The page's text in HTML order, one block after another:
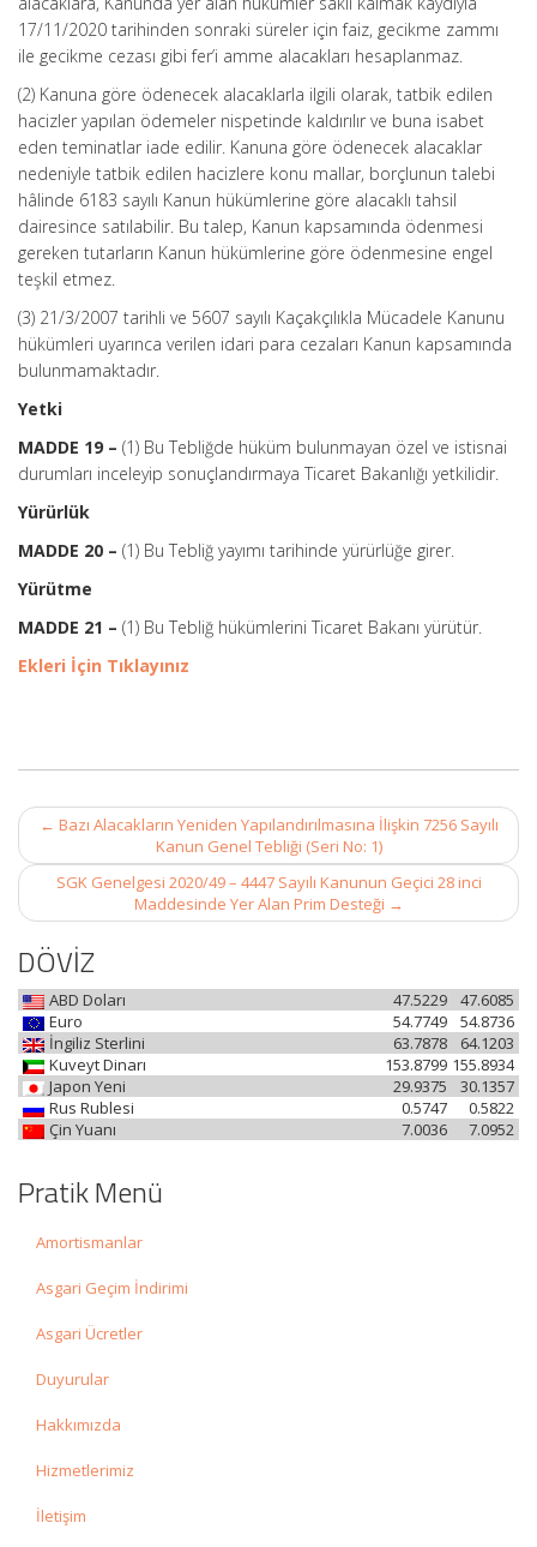
17/11/2020 tarihinden sonraki süreler için faiz, gecikme zammı
ile gecikme cezası gibi fer’i amme alacakları hesaplanmaz.
(2) Kanuna göre ödenecek alacaklarla ilgili olarak, tatbik edilen
hacizler yapılan ödemeler nispetinde kaldırılır ve buna isabet
eden teminatlar iade edilir. Kanuna göre ödenecek alacaklar
nedeniyle tatbik edilen hacizlere konu mallar, borçlunun talebi
hâlinde 6183 sayılı Kanun hükümlerine göre alacaklı tahsil
dairesince satılabilir. Bu talep, Kanun kapsamında ödenmesi
gereken tutarların Kanun hükümlerine göre ödenmesine engel
teşkil etmez.
(3) 21/3/2007 tarihli ve 5607 sayılı Kaçakçılıkla Mücadele Kanunu
hükümleri uyarınca verilen idari para cezaları Kanun kapsamında
bulunmamaktadır.
Yetki
MADDE 19 – (1) Bu Tebliğde hüküm bulunmayan özel ve istisnai
durumları inceleyip sonuçlandırmaya Ticaret Bakanlığı yetkilidir.
Yürürlük
MADDE 20 – (1) Bu Tebliğ yayımı tarihinde yürürlüğe girer.
Yürütme
MADDE 21 – (1) Bu Tebliğ hükümlerini Ticaret Bakanı yürütür.
Ekleri İçin Tıklayınız
Post
navigation
← Bazı Alacakların Yeniden Yapılandırılmasına İlişkin 7256 Sayılı
Kanun Genel Tebliği (Seri No: 1)
SGK Genelgesi 2020/49 – 4447 Sayılı Kanunun Geçici 28 inci
Maddesinde Yer Alan Prim Desteği →
DÖVİZ
ABD Doları 47.6085
47.5229
Euro
54.8736
54.7749
İngiliz Sterlini
64.1203
63.7878
Kuveyt Dinarı
155.8934
153.8799
Japon Yeni
30.1357
29.9375
Rus Rublesi
0.5822
0.5747
Çin Yuanı
7.0952
7.0036
Pratik Menü
Amortismanlar
Asgari Geçim İndirimi
Asgari Ücretler
Duyurular
Hakkımızda
Hizmetlerimiz
İletişim